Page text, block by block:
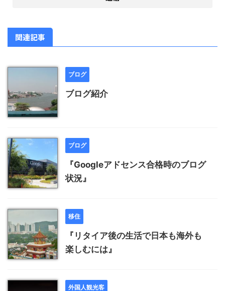
関連記事
ブログ
ブログ紹介
ブログ
『Googleアドセンス合格時のブログ
状況』
移住
『リタイア後の生活で日本も海外も
楽しむには』
外国人観光客